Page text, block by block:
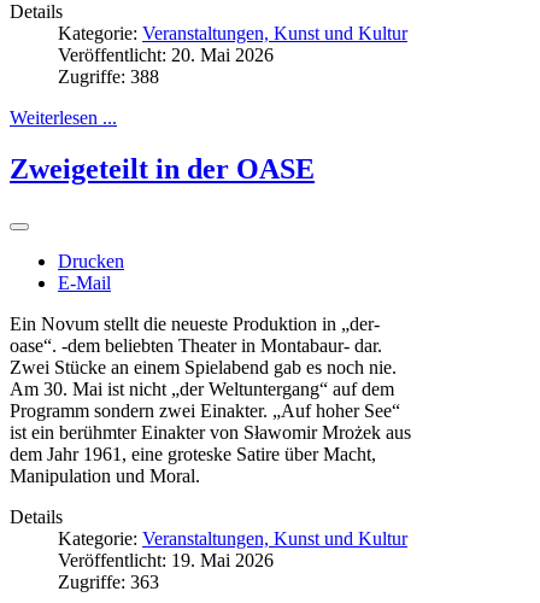
Details
Kategorie: Veranstaltungen, Kunst und Kultur
Veröffentlicht: 20. Mai 2026
Zugriffe: 388
Weiterlesen ...
Zweigeteilt in der OASE
Drucken
E-Mail
Ein Novum stellt die neueste Produktion in „der-
oase“. -dem beliebten Theater in Montabaur- dar.
Zwei Stücke an einem Spielabend gab es noch nie.
Am 30. Mai ist nicht „der Weltuntergang“ auf dem
Programm sondern zwei Einakter. „Auf hoher See“
ist ein berühmter Einakter von Sławomir Mrożek aus
dem Jahr 1961, eine groteske Satire über Macht,
Manipulation und Moral.
Details
Kategorie: Veranstaltungen, Kunst und Kultur
Veröffentlicht: 19. Mai 2026
Zugriffe: 363